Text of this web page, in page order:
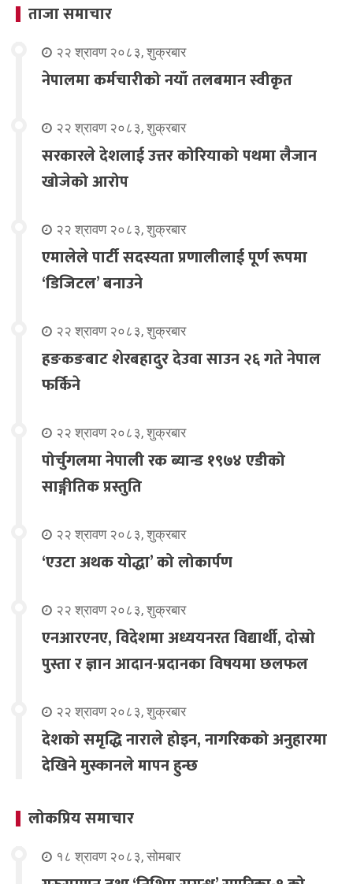
ताजा समाचार
२२ श्रावण २०८३, शुक्रबार
नेपालमा कर्मचारीको नयाँ तलबमान स्वीकृत
२२ श्रावण २०८३, शुक्रबार
सरकारले देशलाई उत्तर कोरियाको पथमा लैजान
खोजेको आरोप
२२ श्रावण २०८३, शुक्रबार
एमालेले पार्टी सदस्यता प्रणालीलाई पूर्ण रूपमा
‘डिजिटल’ बनाउने
२२ श्रावण २०८३, शुक्रबार
हङकङबाट शेरबहादुर देउवा साउन २६ गते नेपाल
फर्किने
२२ श्रावण २०८३, शुक्रबार
पोर्चुगलमा नेपाली रक ब्यान्ड १९७४ एडीको
साङ्गीतिक प्रस्तुति
२२ श्रावण २०८३, शुक्रबार
‘एउटा अथक योद्धा’ को लोकार्पण
२२ श्रावण २०८३, शुक्रबार
एनआरएनए, विदेशमा अध्ययनरत विद्यार्थी, दोस्रो
पुस्ता र ज्ञान आदान-प्रदानका विषयमा छलफल
२२ श्रावण २०८३, शुक्रबार
देशको समृद्धि नाराले होइन, नागरिकको अनुहारमा
देखिने मुस्कानले मापन हुन्छ
लोकप्रिय समाचार
१८ श्रावण २०८३, सोमबार